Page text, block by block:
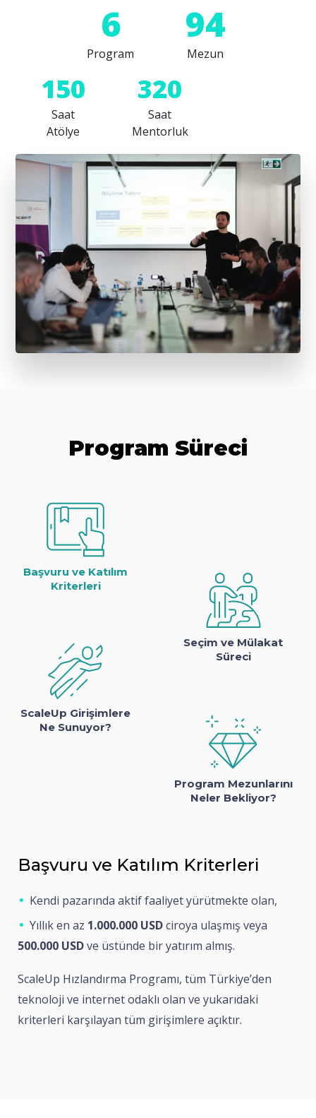
6
Program
94
Mezun
150
Saat
Atölye
320
Saat
Mentorluk
Program Süreci
Başvuru ve Katılım
Kriterleri
Seçim ve Mülakat
Süreci
ScaleUp Girişimlere
Ne Sunuyor?
Program Mezunlarını
Neler Bekliyor?
Başvuru ve Katılım Kriterleri
Kendi pazarında aktif faaliyet yürütmekte olan,
Yıllık en az 1.000.000 USDciroya ulaşmış veya
500.000 USDve üstünde bir yatırım almış.
ScaleUp Hızlandırma Programı, tüm Türkiye’den
teknoloji ve internet odaklı olan ve yukarıdaki
kriterleri karşılayan tüm girişimlere açıktır.